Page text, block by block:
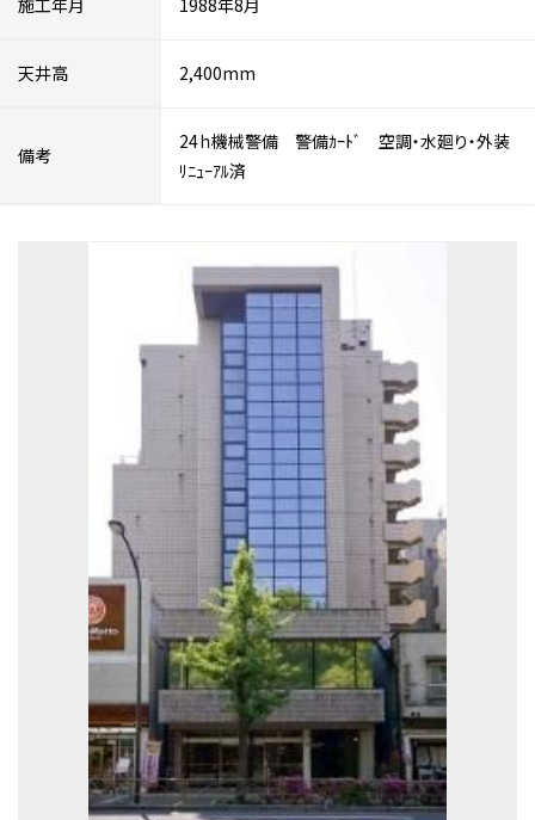
施工年月 1988年8月
天井高 2,400mm
備考
24ｈ機械警備 警備ｶｰﾄﾞ 空調・水廻り・外装
ﾘﾆｭｰｱﾙ済